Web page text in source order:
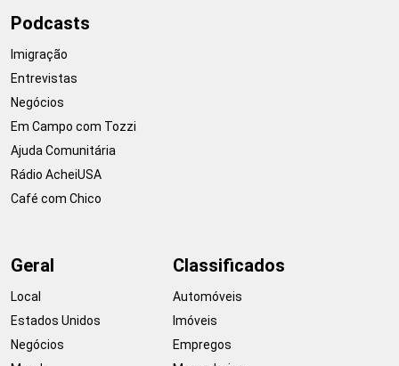
Podcasts
Imigração
Entrevistas
Negócios
Em Campo com Tozzi
Ajuda Comunitária
Rádio AcheiUSA
Café com Chico
Geral
Local
Estados Unidos
Negócios
Classificados
Automóveis
Imóveis
Empregos